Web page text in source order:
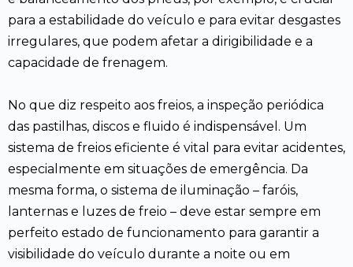
para a estabilidade do veículo e para evitar desgastes
irregulares, que podem afetar a dirigibilidade e a
capacidade de frenagem.
No que diz respeito aos freios, a inspeção periódica
das pastilhas, discos e fluido é indispensável. Um
sistema de freios eficiente é vital para evitar acidentes,
especialmente em situações de emergência. Da
mesma forma, o sistema de iluminação – faróis,
lanternas e luzes de freio – deve estar sempre em
perfeito estado de funcionamento para garantir a
visibilidade do veículo durante a noite ou em